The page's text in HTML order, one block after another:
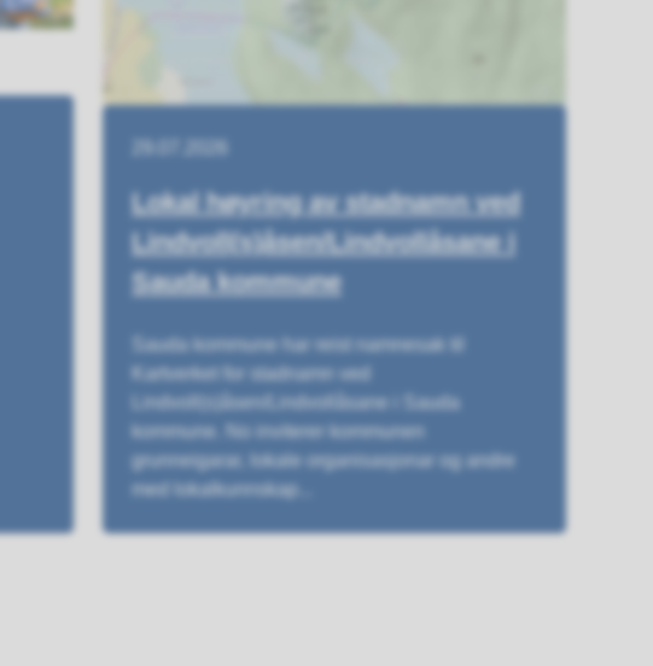
Lokal høyring av stadnamn ved
Lindvoll(s)åsen/Lindvollåsane i
Sauda kommune
Sauda kommune har reist namnesak til
Kartverket for stadnamn ved
Lindvoll(s)åsen/Lindvollåsane i Sauda
kommune. No inviterer kommunen
grunneigarar, lokale organisasjonar og andre
med lokalkunnskap...